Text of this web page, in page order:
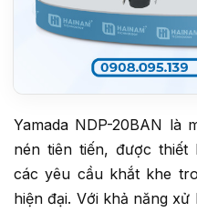
Yamada NDP-20BAN là
nén tiên tiến, được
các yêu cầu khắt khe
hiện đại. Với khả năng